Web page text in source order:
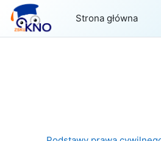
Przejdź do głównej zawartości
Strona główna